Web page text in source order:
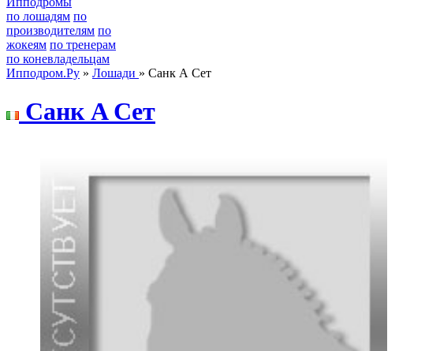
по лошадям по
производителям по
жокеям по тренерам
по коневладельцам
Ипподром.Ру » Лошади » Санк А Сет
Санк A Сет